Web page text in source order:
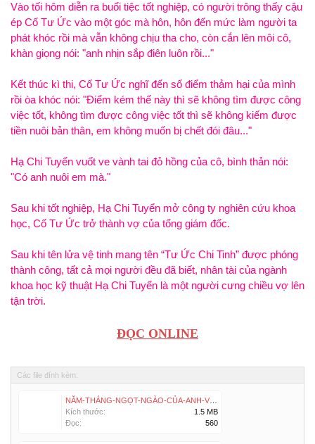
Vào tối hôm diễn ra buổi tiệc tốt nghiệp, có người trông thấy cậu
ép Cố Tư Ức vào
góc mà hôn, hôn đến mức làm người ta
phát khóc rồi mà vẫn
chịu tha cho, còn cắn lên môi
,
khàn giọng
: " nhịn sắp điên luôn rồi..."
Kết thúc kì thi, Cố Tư Ức nghĩ đến số điểm thảm hại của mình
rồi òa khóc
: "Điểm kém thế này
tìm được công
việc tốt,
tìm được công việc tốt
kiếm được
tiền nuôi bản thân, em
muốn bị chết đói đâu..."
Hạ Chi Tuyển vuốt ve vành tai đỏ hồng của , bình thản
:
"Có
nuôi em mà."
Sau khi tốt nghiệp, Hạ Chi Tuyển mở công ty nghiên cứu khoa
học, Cố Tư Ức trở thành vợ của tổng giám đốc.
Sau khi tên lửa vệ tinh mang tên “Tư Ức Chi Tinh” được phóng
thành công, tất cả mọi người đều
biết, nhân tài của ngành
khoa học kỹ thuật Hạ Chi Tuyển là
người cưng chiều vợ lên
tận trời.
ĐỌC ONLINE
Các file đính kèm:
Kích thước:
1.5 MB
Đọc:
560